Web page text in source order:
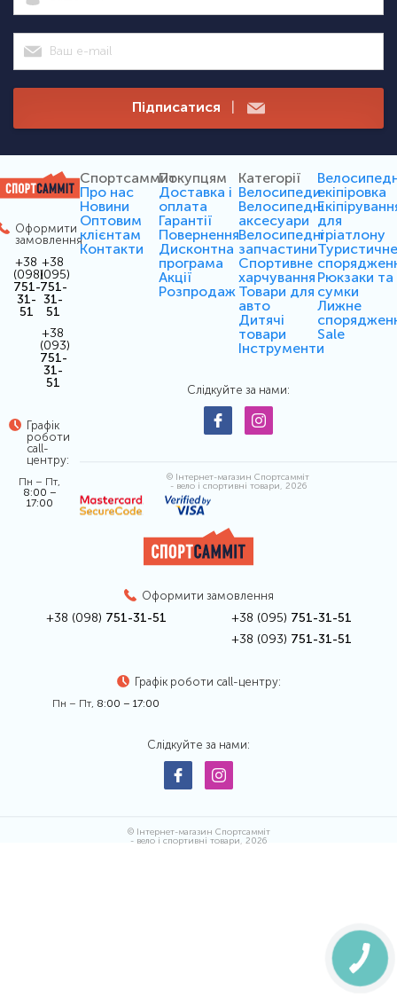
Підписатися |
Оформити
замовлення
+38
(098)
751-
31-
51
+38
(095)
751-
31-
51
+38
(093)
751-
31-
51
Графік
роботи
call-
центру:
Пн – Пт,
8:00 –
17:00
Спортсаммит
Про нас
Новини
Оптовим
клієнтам
Контакти
Покупцям
Доставка і
оплата
Гарантії
Повернення
Дисконтна
програма
Акції
Розпродаж
Категорії
Велосипеди
Велосипедні
аксесуари
Велосипедні
запчастини
Спортивне
харчування
Товари для
авто
Дитячі
товари
Інструменти
екіпіровка
для
тріатлону
Рюкзаки та
сумки
Лижне
Sale
Слідкуйте за нами:
© Інтернет-магазин Спортсамміт
- вело і спортивні товари, 2026
Оформити замовлення
+38 (098) 751-31-51 +38 (095) 751-31-51
+38 (093) 751-31-51
Графік роботи call-центру:
Пн – Пт, 8:00 – 17:00
Слідкуйте за нами:
© Інтернет-магазин Спортсамміт
- вело і спортивні товари, 2026